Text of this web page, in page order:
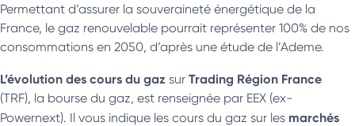
Permettant d’assurer la souveraineté énergétique de la
France, le gaz renouvelable pourrait représenter 100% de nos
consommations en 2050, d’après une étude de l’Ademe.
L’évolution des cours du gaz sur Trading Région France
(TRF), la bourse du gaz, est renseignée par EEX (ex-
Powernext). Il vous indique les cours du gaz sur les marchés